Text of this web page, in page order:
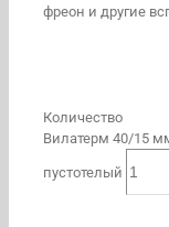
фреон и другие
Количество
Вилатерм 40/15
пустотелый